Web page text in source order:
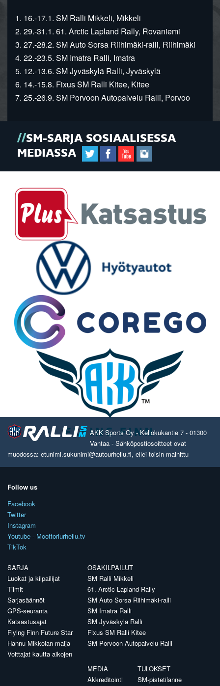
1. 16.-17.1. SM Ralli Mikkeli, Mikkeli
2. 29.-31.1. 61. Arctic Lapland Rally, Rovaniemi
3. 27.-28.2. SM Auto Sorsa Riihimäki-ralli, Riihimäki
4. 22.-23.5. SM Imatra Ralli, Imatra
5. 12.-13.6. SM Jyväskylä Ralli, Jyväskylä
6. 14.-15.8. Fixus SM Ralli Kitee, Kitee
7. 25.-26.9. SM Porvoon Autopalvelu Ralli, Porvoo
SM-SARJA SOSIAALISESSA
MEDIASSA
AKK Sports Oy - Kellokukantie 7 - 01300
Vantaa - Sähköpostiosoitteet ovat
muodossa: etunimi.sukunimi@autourheilu.fi, ellei toisin mainittu
Follow us
Facebook
Twitter
Instagram
Youtube - Moottoriurheilu.tv
TikTok
SARJA
Luokat ja kilpailijat
Tiimit
Sarjasäännöt
GPS-seuranta
Katsastusajat
Flying Finn Future Star
Hannu Mikkolan malja
Voittajat kautta aikojen
OSAKILPAILUT
SM Ralli Mikkeli
61. Arctic Lapland Rally
SM Auto Sorsa Riihimäki-ralli
SM Imatra Ralli
SM Jyväskylä Ralli
Fixus SM Ralli Kitee
SM Porvoon Autopalvelu Ralli
MEDIA
Akkreditointi
TULOKSET
SM-pistetilanne